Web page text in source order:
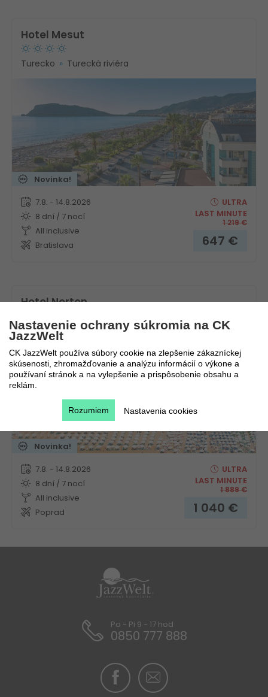
Hotel Mesut
Turecko Turecká riviéra
Novinka!
7.8. - 14.8.2026
8 dní / 7 nocí
All inclusive
Bratislava
ULTRA
LAST MINUTE
1 219€
647 €
Hotel Nerton
Turecko Turecká riviéra
Novinka!
7.8. - 14.8.2026
8 dní / 7 nocí
All inclusive
Poprad
ULTRA
LAST MINUTE
1 889€
1 040 €
Po - Pi 9 - 17 hod
0850 777 888
Nastavenie ochrany súkromia na CK
JazzWelt
CK JazzWelt používa súbory cookie na zlepšenie zákazníckej
skúsenosti, zhromažďovanie a analýzu informácií o výkone a
používaní stránok a na vylepšenie a prispôsobenie obsahu a
reklám.
Nastavenia cookies
Rozumiem